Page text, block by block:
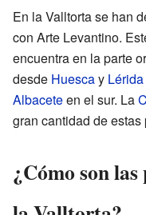
En la Valltorta se han
con Arte Levantino.
encuentra en la parte
desde Huescay Lérida
Albaceteen el sur. La
gran cantidad de estas
¿Cómo son